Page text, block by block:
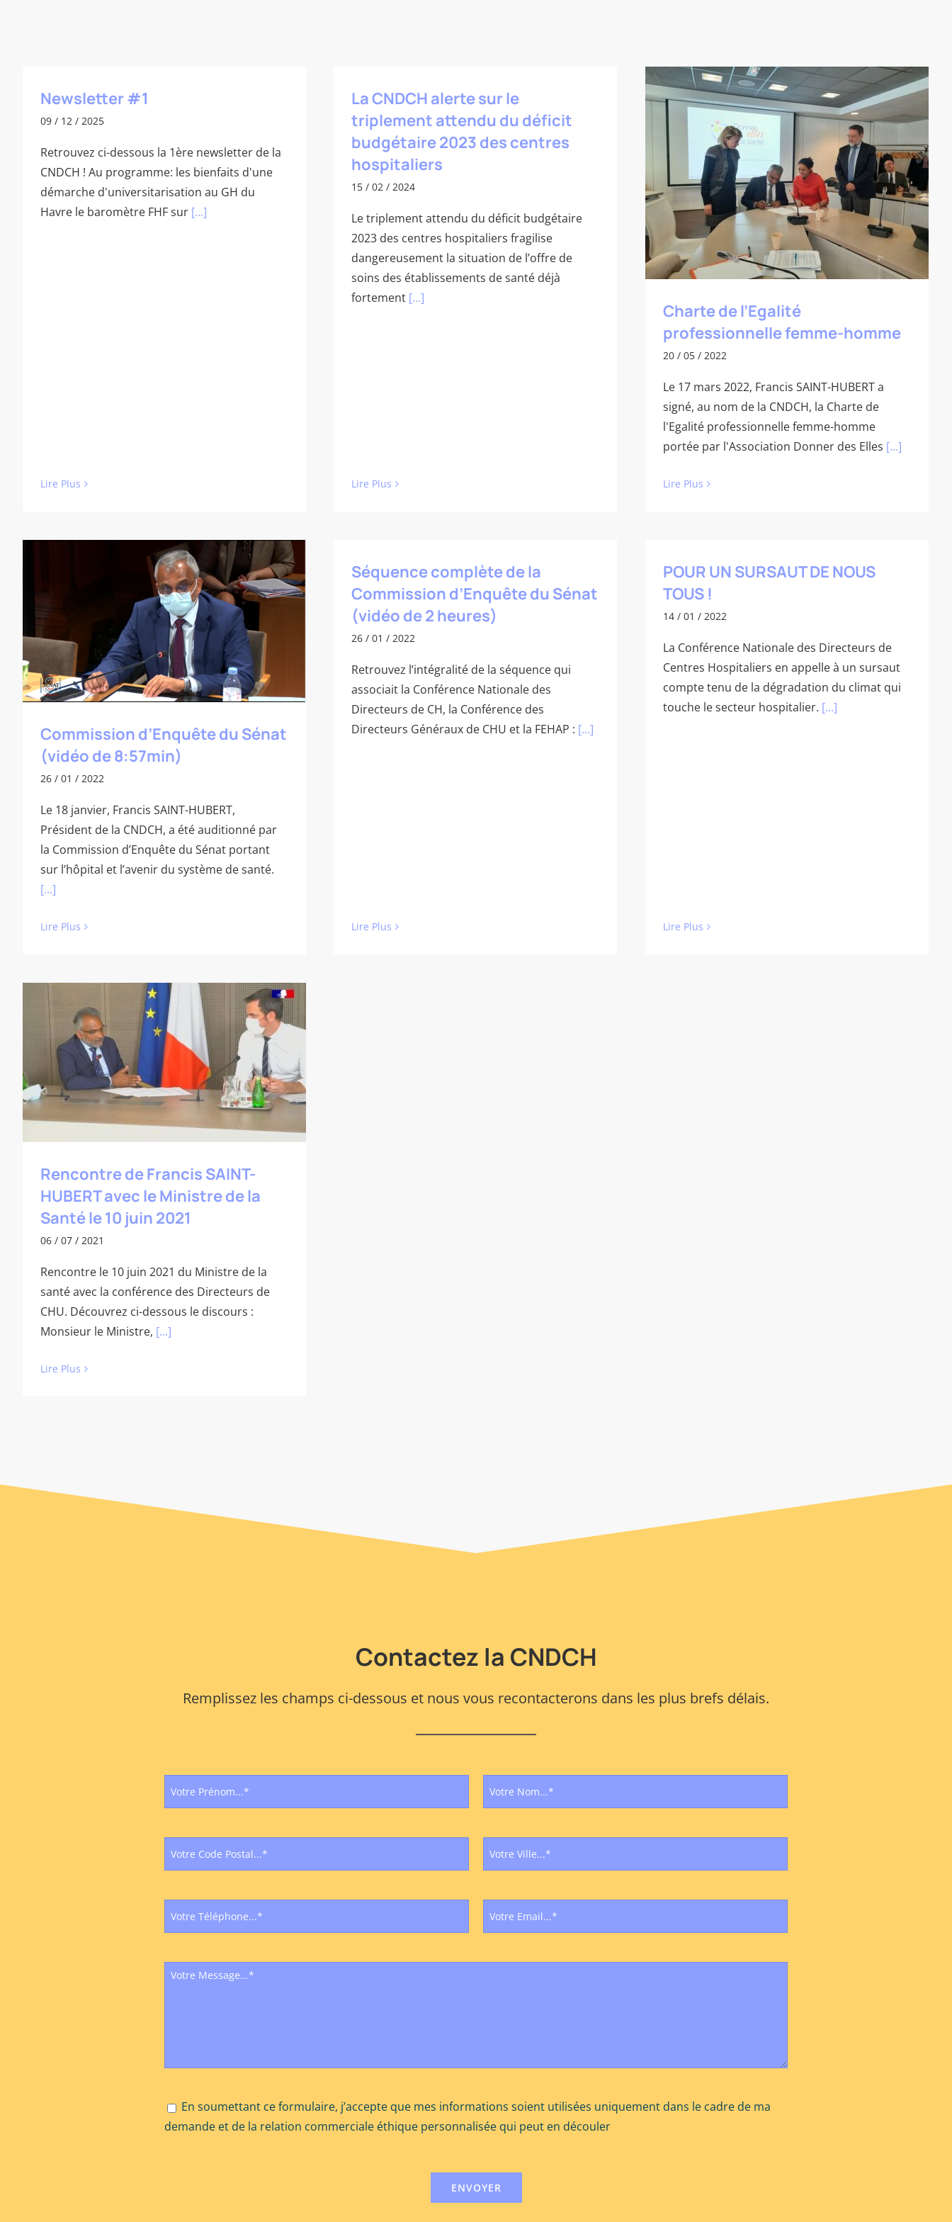
Newsletter #1
09 / 12 / 2025
Retrouvez ci-dessous la 1ère newsletter de la
CNDCH ! Au programme: les bienfaits d'une
démarche d'universitarisation au GH du
Havre le baromètre FHF sur [...]
Lire Plus
La CNDCH alerte sur le
triplement attendu du déficit
budgétaire 2023 des centres
hospitaliers
15 / 02 / 2024
Le triplement attendu du déficit budgétaire
2023 des centres hospitaliers fragilise
dangereusement la situation de l’offre de
soins des établissements de santé déjà
fortement [...]
Lire Plus
Charte de l’Egalité professionnelle
femme-homme
Charte de l’Egalité
professionnelle femme-homme
20 / 05 / 2022
Le 17 mars 2022, Francis SAINT-HUBERT a
signé, au nom de la CNDCH, la Charte de
l'Egalité professionnelle femme-homme
portée par l'Association Donner des Elles [...]
Lire Plus
Commission d’Enquête du Sénat
(vidéo de 8:57min)
Commission d’Enquête du Sénat
(vidéo de 8:57min)
26 / 01 / 2022
Le 18 janvier, Francis SAINT-HUBERT,
Président de la CNDCH, a été auditionné par
la Commission d’Enquête du Sénat portant
sur l’hôpital et l’avenir du système de santé.
[...]
Lire Plus
Séquence complète de la
Commission d’Enquête du Sénat
(vidéo de 2 heures)
26 / 01 / 2022
Retrouvez l’intégralité de la séquence qui
associait la Conférence Nationale des
Directeurs de CH, la Conférence des
Directeurs Généraux de CHU et la FEHAP : [...]
Lire Plus
POUR UN SURSAUT DE NOUS
TOUS !
14 / 01 / 2022
La Conférence Nationale des Directeurs de
Centres Hospitaliers en appelle à un sursaut
compte tenu de la dégradation du climat qui
touche le secteur hospitalier. [...]
Lire Plus
Rencontre de Francis SAINT-HUBERT
avec le Ministre de la Santé le 10 juin
2021
Rencontre de Francis SAINT-
HUBERT avec le Ministre de la
Santé le 10 juin 2021
06 / 07 / 2021
Rencontre le 10 juin 2021 du Ministre de la
santé avec la conférence des Directeurs de
CHU. Découvrez ci-dessous le discours :
Monsieur le Ministre, [...]
Lire Plus
Contactez la CNDCH
Remplissez les champs ci-dessous et nous vous recontacterons dans les plus brefs délais.
En soumettant ce formulaire, j’accepte que mes informations soient utilisées uniquement dans le cadre de ma
demande et de la relation commerciale éthique personnalisée qui peut en découler